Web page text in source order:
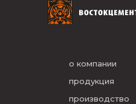
о компании
продукция
производство